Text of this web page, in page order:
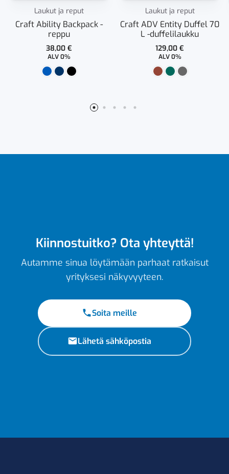
Laukut ja reput
Craft Ability Backpack -
reppu
38,00€
ALV 0%
Laukut ja reput
Craft ADV Entity Duffel 70
L -duffelilaukku
129,00€
ALV 0%
Kiinnostuitko? Ota yhteyttä!
Autamme sinua löytämään parhaat ratkaisut
yrityksesi näkyvyyteen.
Soita meille
Lähetä sähköpostia